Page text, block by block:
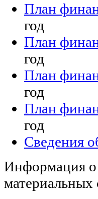
План
год
План
год
План
год
План
год
Сведения
Информация о
материальных